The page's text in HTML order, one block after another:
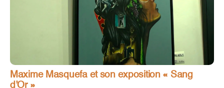
Maxime Masquefa et son exposition « Sang
d’Or »